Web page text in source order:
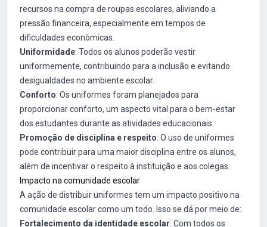
recursos na compra de roupas escolares, aliviando a
pressão financeira, especialmente em tempos de
dificuldades econômicas.
Uniformidade: Todos os alunos poderão vestir
uniformemente, contribuindo para a inclusão e evitando
desigualdades no ambiente escolar.
Conforto: Os uniformes foram planejados para
proporcionar conforto, um aspecto vital para o bem-estar
dos estudantes durante as atividades educacionais.
Promoção de disciplina e respeito: O uso de uniformes
pode contribuir para uma maior disciplina entre os alunos,
além de incentivar o respeito à instituição e aos colegas.
Impacto na comunidade escolar
A ação de distribuir uniformes tem um impacto positivo na
comunidade escolar como um todo. Isso se dá por meio de:
Fortalecimento da identidade escolar: Com todos os